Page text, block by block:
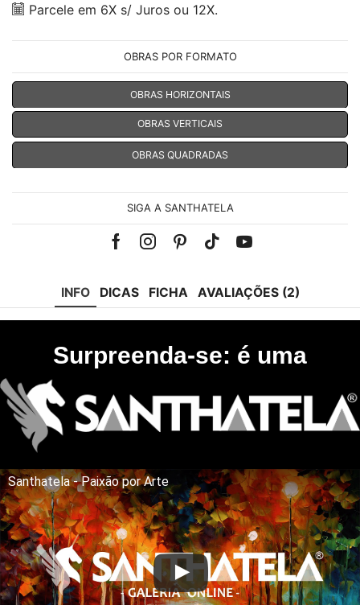
Parcele em 6X s/ Juros ou 12X.
OBRAS POR FORMATO
OBRAS HORIZONTAIS
OBRAS VERTICAIS
OBRAS QUADRADAS
SIGA A SANTHATELA
Facebook
Instagram
Pinterest
Tik-Youtube
INFO DICAS FICHA AVALIAÇÕES (2)
Surpreenda-se: é uma
Santhatela - Paixão por Arte